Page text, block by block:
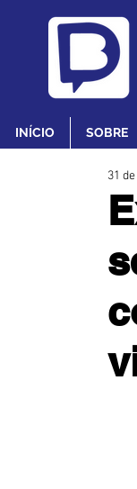
INÍCIO SOBRE
31